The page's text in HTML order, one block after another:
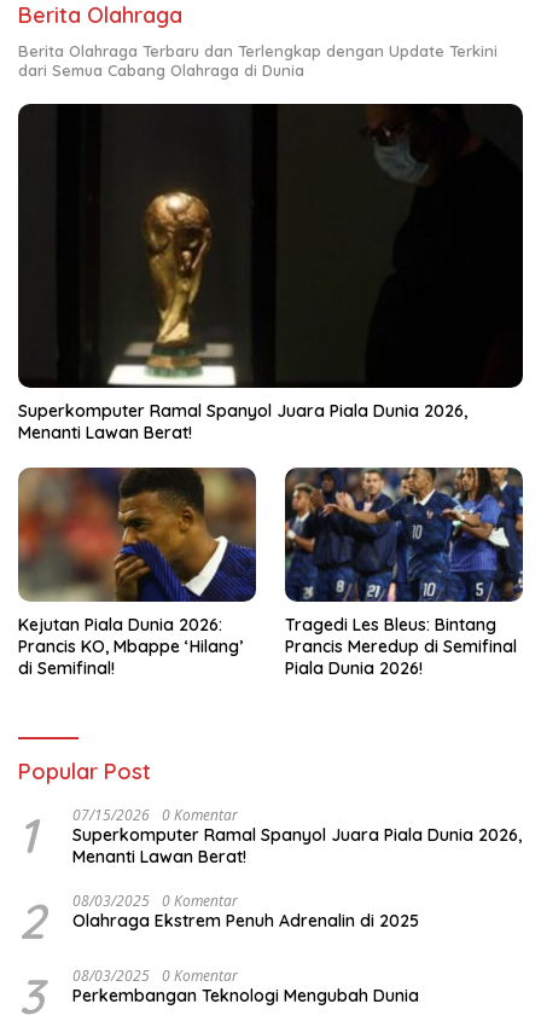
Berita Olahraga
Berita Olahraga Terbaru dan Terlengkap dengan Update Terkini
dari Semua Cabang Olahraga di Dunia
Superkomputer Ramal Spanyol Juara Piala Dunia 2026,
Menanti Lawan Berat!
Kejutan Piala Dunia 2026:
Prancis KO, Mbappe ‘Hilang’
di Semifinal!
Tragedi Les Bleus: Bintang
Prancis Meredup di Semifinal
Piala Dunia 2026!
Popular Post
1 07/15/2026 0 Komentar
Superkomputer Ramal Spanyol Juara Piala Dunia 2026,
Menanti Lawan Berat!
2 08/03/2025 0 Komentar
Olahraga Ekstrem Penuh Adrenalin di 2025
3 08/03/2025 0 Komentar
Perkembangan Teknologi Mengubah Dunia